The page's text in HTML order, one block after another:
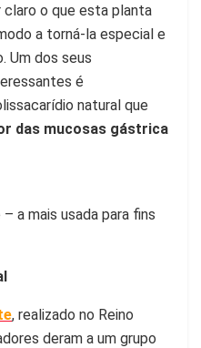
claro o que esta planta
a torná-la especial e
Um dos seus
é
natural que
das mucosas gástrica
a mais usada para fins
, realizado no Reino
deram a um grupo